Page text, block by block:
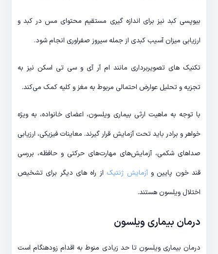
بیوپسی کبد نیز برای اندازه گیری مستقیم محتوای مس در کبد و
ارزیابی میزان آسیب کبدی از جمله سیروز صفراوری انجام شود.
تکنیک های تصویربرداری مانند ام آر آی و سی تی اسکن نیز به
تجزیه و تحلیل عوارض احتمالی مربوط به مغز و کلیه کمک می‌کند.
با توجه به ماهیت ارثی بیماری ویلسون، اعضای خانواده، به ویژه
خواهر و برادر باید تحت آزمایش قرار گیرند. معاینات فیزیکی، ارزیابی
صداهای شکمی، آزمایش‌های مهارت‌های حرکتی و حافظه، بررسی
قند خون پایین وآزمایش ژنتیک از راه های دیگر برای تشخیص
اختلال ویلسون هستند.
درمان بیماری ویلسون
درمان بیماری ویلسون تا حد زیادی منوط به اقدام زودهنگام است